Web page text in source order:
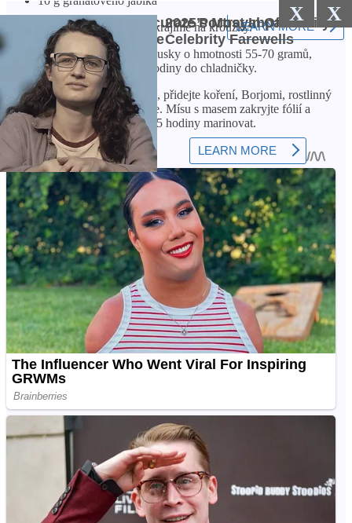
X
X
Krok 1. Cibuli oloupeme a nakrájíme na kroužky.
Krok 2. Maso nakrájejte na kousky o hmotnosti 55-70 gramů,
zakryjte fólií a vložte na půl hodiny do chladničky.
Krok 3. Když se maso ochladí, přidejte koření, Borjomi, rostlinný
olej a cibuli, dobře promíchejte. Mísu s masem zakryjte fólií a
vložte ji do chladničky na 1-1,5 hodiny marinovat.